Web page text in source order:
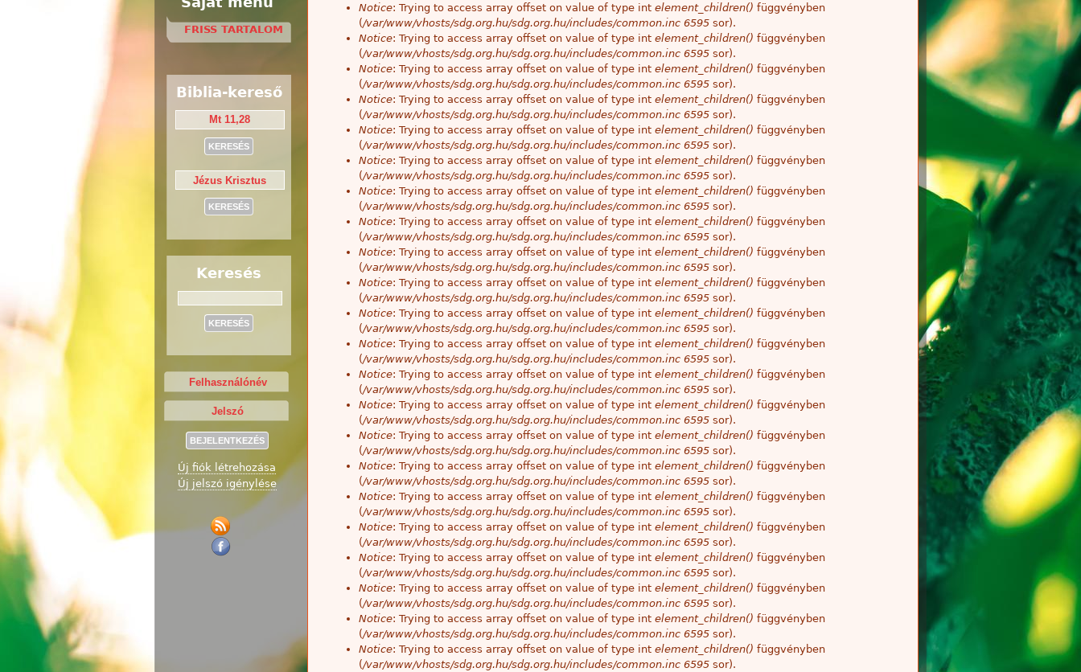
Notice: Trying to access array offset on value of type int element_children() függvényben
(/var/www/vhosts/sdg.org.hu/sdg.org.hu/includes/common.inc 6595 sor).
Notice: Trying to access array offset on value of type int element_children() függvényben
(/var/www/vhosts/sdg.org.hu/sdg.org.hu/includes/common.inc 6595 sor).
Notice: Trying to access array offset on value of type int element_children() függvényben
(/var/www/vhosts/sdg.org.hu/sdg.org.hu/includes/common.inc 6595 sor).
Notice: Trying to access array offset on value of type int element_children() függvényben
(/var/www/vhosts/sdg.org.hu/sdg.org.hu/includes/common.inc 6595 sor).
Notice: Trying to access array offset on value of type int element_children() függvényben
(/var/www/vhosts/sdg.org.hu/sdg.org.hu/includes/common.inc 6595 sor).
Notice: Trying to access array offset on value of type int element_children() függvényben
(/var/www/vhosts/sdg.org.hu/sdg.org.hu/includes/common.inc 6595 sor).
Notice: Trying to access array offset on value of type int element_children() függvényben
(/var/www/vhosts/sdg.org.hu/sdg.org.hu/includes/common.inc 6595 sor).
Notice: Trying to access array offset on value of type int element_children() függvényben
(/var/www/vhosts/sdg.org.hu/sdg.org.hu/includes/common.inc 6595 sor).
Notice: Trying to access array offset on value of type int element_children() függvényben
(/var/www/vhosts/sdg.org.hu/sdg.org.hu/includes/common.inc 6595 sor).
Notice: Trying to access array offset on value of type int element_children() függvényben
(/var/www/vhosts/sdg.org.hu/sdg.org.hu/includes/common.inc 6595 sor).
Notice: Trying to access array offset on value of type int element_children() függvényben
(/var/www/vhosts/sdg.org.hu/sdg.org.hu/includes/common.inc 6595 sor).
Notice: Trying to access array offset on value of type int element_children() függvényben
(/var/www/vhosts/sdg.org.hu/sdg.org.hu/includes/common.inc 6595 sor).
Notice: Trying to access array offset on value of type int element_children() függvényben
(/var/www/vhosts/sdg.org.hu/sdg.org.hu/includes/common.inc 6595 sor).
Notice: Trying to access array offset on value of type int element_children() függvényben
(/var/www/vhosts/sdg.org.hu/sdg.org.hu/includes/common.inc 6595 sor).
Notice: Trying to access array offset on value of type int element_children() függvényben
(/var/www/vhosts/sdg.org.hu/sdg.org.hu/includes/common.inc 6595 sor).
Notice: Trying to access array offset on value of type int element_children() függvényben
(/var/www/vhosts/sdg.org.hu/sdg.org.hu/includes/common.inc 6595 sor).
Notice: Trying to access array offset on value of type int element_children() függvényben
(/var/www/vhosts/sdg.org.hu/sdg.org.hu/includes/common.inc 6595 sor).
Notice: Trying to access array offset on value of type int element_children() függvényben
(/var/www/vhosts/sdg.org.hu/sdg.org.hu/includes/common.inc 6595 sor).
Notice: Trying to access array offset on value of type int element_children() függvényben
(/var/www/vhosts/sdg.org.hu/sdg.org.hu/includes/common.inc 6595 sor).
Notice: Trying to access array offset on value of type int element_children() függvényben
(/var/www/vhosts/sdg.org.hu/sdg.org.hu/includes/common.inc 6595 sor).
Notice: Trying to access array offset on value of type int element_children() függvényben
(/var/www/vhosts/sdg.org.hu/sdg.org.hu/includes/common.inc 6595 sor).
Notice: Trying to access array offset on value of type int element_children() függvényben
(/var/www/vhosts/sdg.org.hu/sdg.org.hu/includes/common.inc 6595 sor).
FRISS TARTALOM
Biblia-kereső
Keresés
Új fiók létrehozása
Új jelszó igénylése